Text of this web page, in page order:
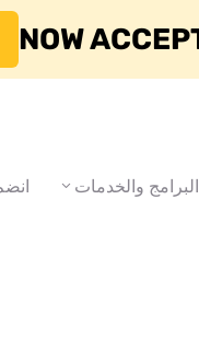
البرامج والخدمات
NOW